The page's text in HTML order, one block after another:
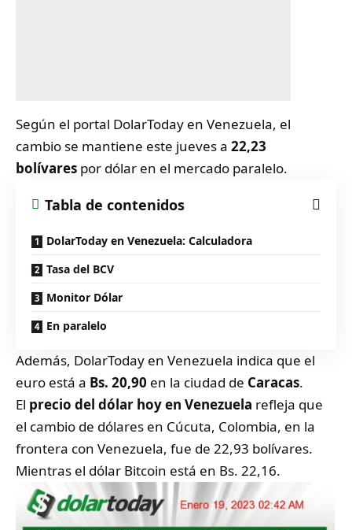
Según el portal DolarToday en Venezuela, el
cambio se mantiene este jueves a 22,23
bolívares por dólar en el mercado paralelo.
Tabla de contenidos
DolarToday en Venezuela: Calculadora
Tasa del BCV
Monitor Dólar
En paralelo
Además, DolarToday en Venezuela indica que el
euro está a Bs. 20,90 en la ciudad de Caracas.
El precio del dólar hoy en Venezuela refleja que
el cambio de dólares en Cúcuta, Colombia, en la
frontera con Venezuela, fue de 22,93 bolívares.
Mientras el dólar Bitcoin está en Bs. 22,16.